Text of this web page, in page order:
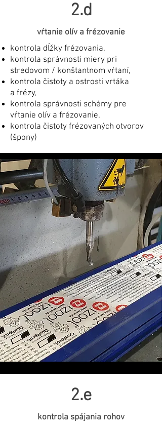
2.d
vŕtanie olív a frézovanie
kontrola dĺžky frézovania,
kontrola správnosti miery pri
stredovom / konštantnom vŕtaní,
kontrola čistoty a ostrosti vrtáka
a frézy,
kontrola správnosti schémy pre
vŕtanie olív a frézovanie,
kontrola čistoty frézovaných otvorov
(špony)
2.e
kontrola spájania rohov